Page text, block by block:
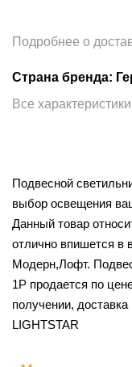
Подробнее о
Страна бренда:
Все характеристики
Подвесной
выбор освещения
Данный товар
отлично впишется в
Модерн,Лофт.
1P продается по
получении,
LIGHTSTAR